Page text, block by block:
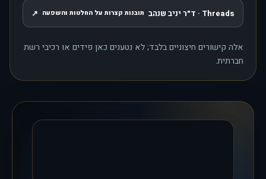
Threads · ד״ר יניב שנהב תובנות קצרות על החלטות והשפעה ↗ , נפתח בחלון חדש
אלה קישורים חיצוניים בלבד; לא נטענים כאן פידים או רכיבי רשת
חברתית.